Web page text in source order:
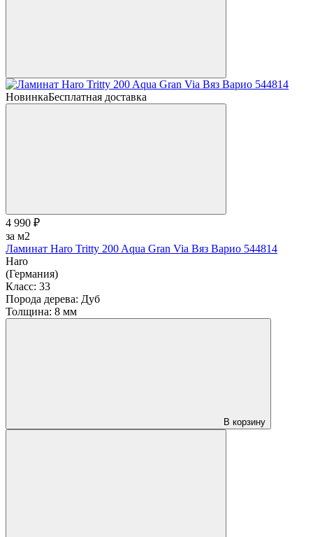
НовинкаБесплатная доставка
4 990 ₽
за м2
Ламинат Haro Tritty 200 Aqua Gran Via Вяз Варио 544814
Haro
(Германия)
Класс: 33
Порода дерева: Дуб
Толщина: 8 мм
В корзину